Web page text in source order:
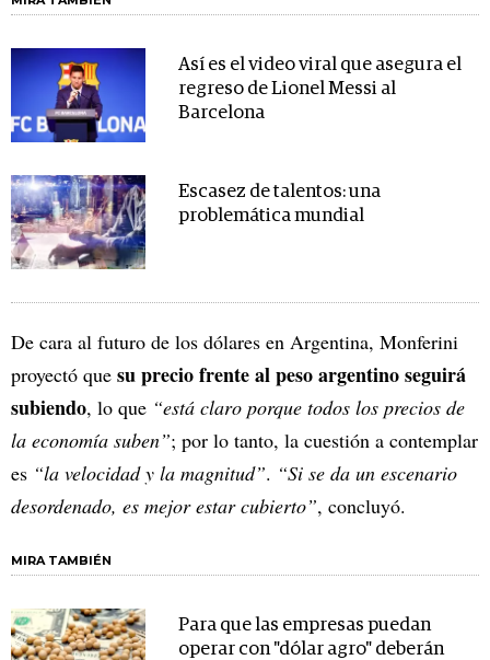
Así es el video viral que asegura el
regreso de Lionel Messi al
Barcelona
Escasez de talentos: una
problemática mundial
De cara al futuro de los dólares en Argentina, Monferini
proyectó que su precio frente al peso argentino seguirá
subiendo, lo que “está claro porque todos los precios de
la economía suben”; por lo tanto, la cuestión a contemplar
es “la velocidad y la magnitud”. “Si se da un escenario
desordenado, es mejor estar cubierto”, concluyó.
MIRA TAMBIÉN
Para que las empresas puedan
operar con "dólar agro" deberán